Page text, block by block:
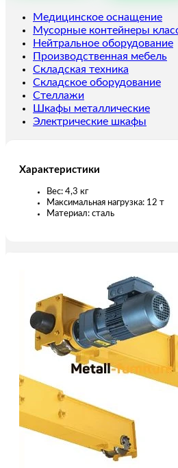
G2150)
Медицинское оснащение
Мусорные контейнеры
Нейтральное оборудование
Производственная мебель
Складская техника
Складское оборудование
Стеллажи
Шкафы металлические
Электрические шкафы
Характеристики
Вес: 4,3 кг
Максимальная нагрузка: 12 т
Материал: сталь